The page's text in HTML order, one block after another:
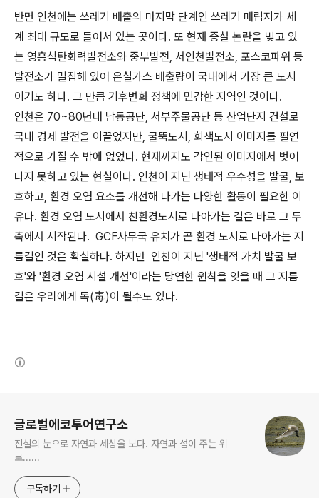
반면 인천에는 쓰레기 배출의 마지막 단계인 쓰레기 매립지가 세
계 최대 규모로 들어서 있는 곳이다. 또 현재 증설 논란을 빚고 있
는 영흥석탄화력발전소와 중부발전, 서인천발전소, 포스코파워 등
발전소가 밀집해 있어 온실가스 배출량이 국내에서 가장 큰 도시
이기도 하다. 그 만큼 기후변화 정책에 민감한 지역인 것이다.
인천은 70~80년대 남동공단, 서부주물공단 등 산업단지 건설로
국내 경제 발전을 이끌었지만, 굴뚝도시, 회색도시 이미지를 필연
적으로 가질 수 밖에 없었다. 현재까지도 각인된 이미지에서 벗어
나지 못하고 있는 현실이다. 인천이 지닌 생태적 우수성을 발굴, 보
호하고, 환경 오염 요소를 개선해 나가는 다양한 활동이 필요한 이
유다. 환경 오염 도시에서 친환경도시로 나아가는 길은 바로 그 두
축에서 시작된다. GCF사무국 유치가 곧 환경 도시로 나아가는 지
름길인 것은 확실하다. 하지만 인천이 지닌 '생태적 가치 발굴 보
호'와 '환경 오염 시설 개선'이라는 당연한 원칙을 잊을 때 그 지름
길은 우리에게 독(毒)이 될수도 있다.
글로벌에코투어연구소
진실의 눈으로 자연과 세상을 보다. 자연과 섬이 주는 위
로......
구독하기